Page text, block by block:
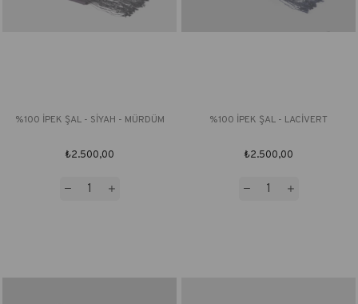
%100 İPEK ŞAL - SİYAH - MÜRDÜM
₺2.500,00
%100 İPEK ŞAL - LACİVERT
₺2.500,00